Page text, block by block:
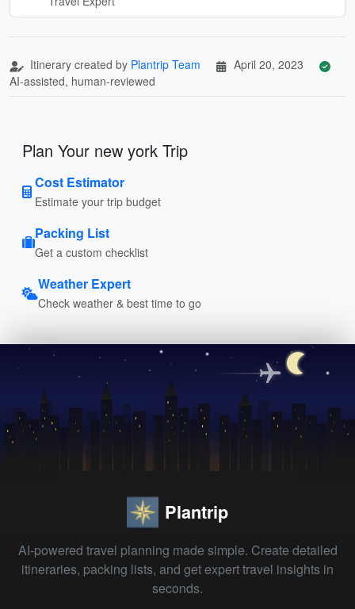
Itinerary created by Plantrip Team
April 20, 2023
AI-assisted, human-reviewed
Plan Your new york Trip
Cost Estimator
Estimate your trip budget
Packing List
Get a custom checklist
Weather Expert
Check weather & best time to go
Plantrip
AI-powered travel planning made simple. Create detailed
itineraries, packing lists, and get expert travel insights in
seconds.